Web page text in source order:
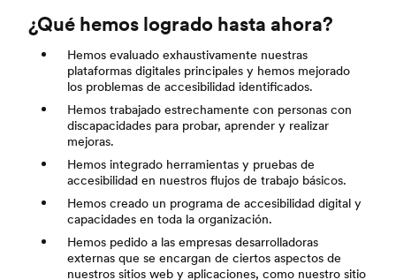
¿Qué hemos logrado hasta ahora?
Hemos evaluado exhaustivamente nuestras
plataformas digitales principales y hemos mejorado
los problemas de accesibilidad identificados.
Hemos trabajado estrechamente con personas con
discapacidades para probar, aprender y realizar
mejoras.
Hemos integrado herramientas y pruebas de
accesibilidad en nuestros flujos de trabajo básicos.
Hemos creado un programa de accesibilidad digital y
capacidades en toda la organización.
Hemos pedido a las empresas desarrolladoras
externas que se encargan de ciertos aspectos de
nuestros sitios web y aplicaciones, como nuestro sitio